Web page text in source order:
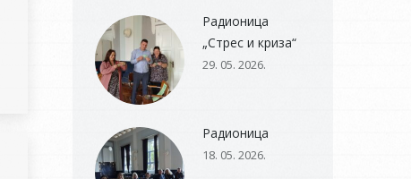
Радионица
„Стрес и криза“
29. 05. 2026.
Радионица
18. 05. 2026.